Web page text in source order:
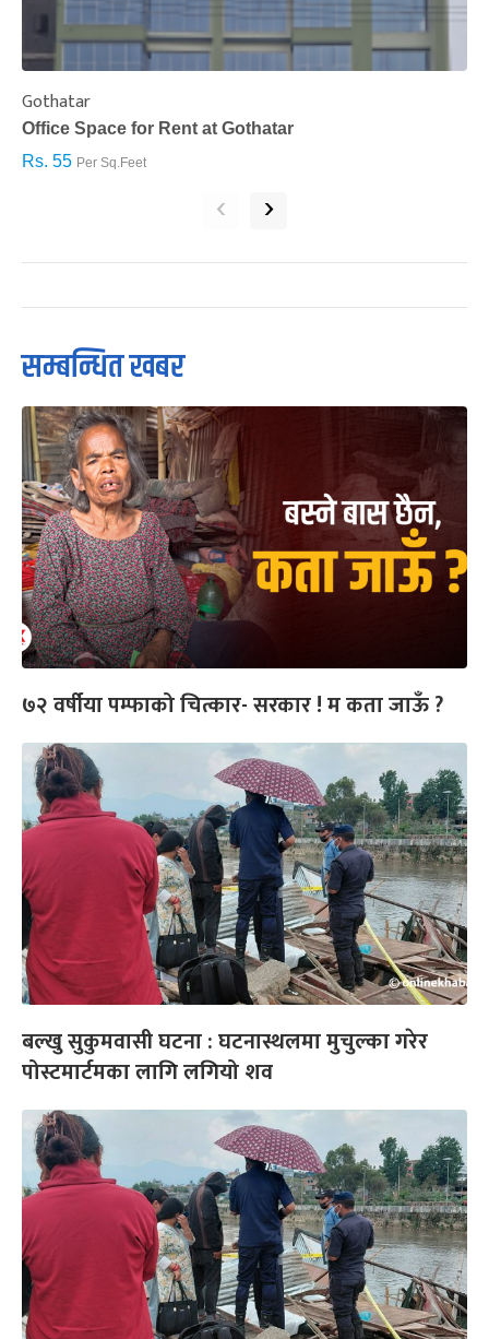
Gothatar
Office Space for Rent at Gothatar
Rs. 55 Per Sq.Feet
‹ ›
सम्बन्धित खबर
७२ वर्षीया पम्फाको चित्कार- सरकार ! म कता जाऊँ ?
बल्खु सुकुमवासी घटना : घटनास्थलमा मुचुल्का गरेर
पोस्टमार्टमका लागि लगियो शव